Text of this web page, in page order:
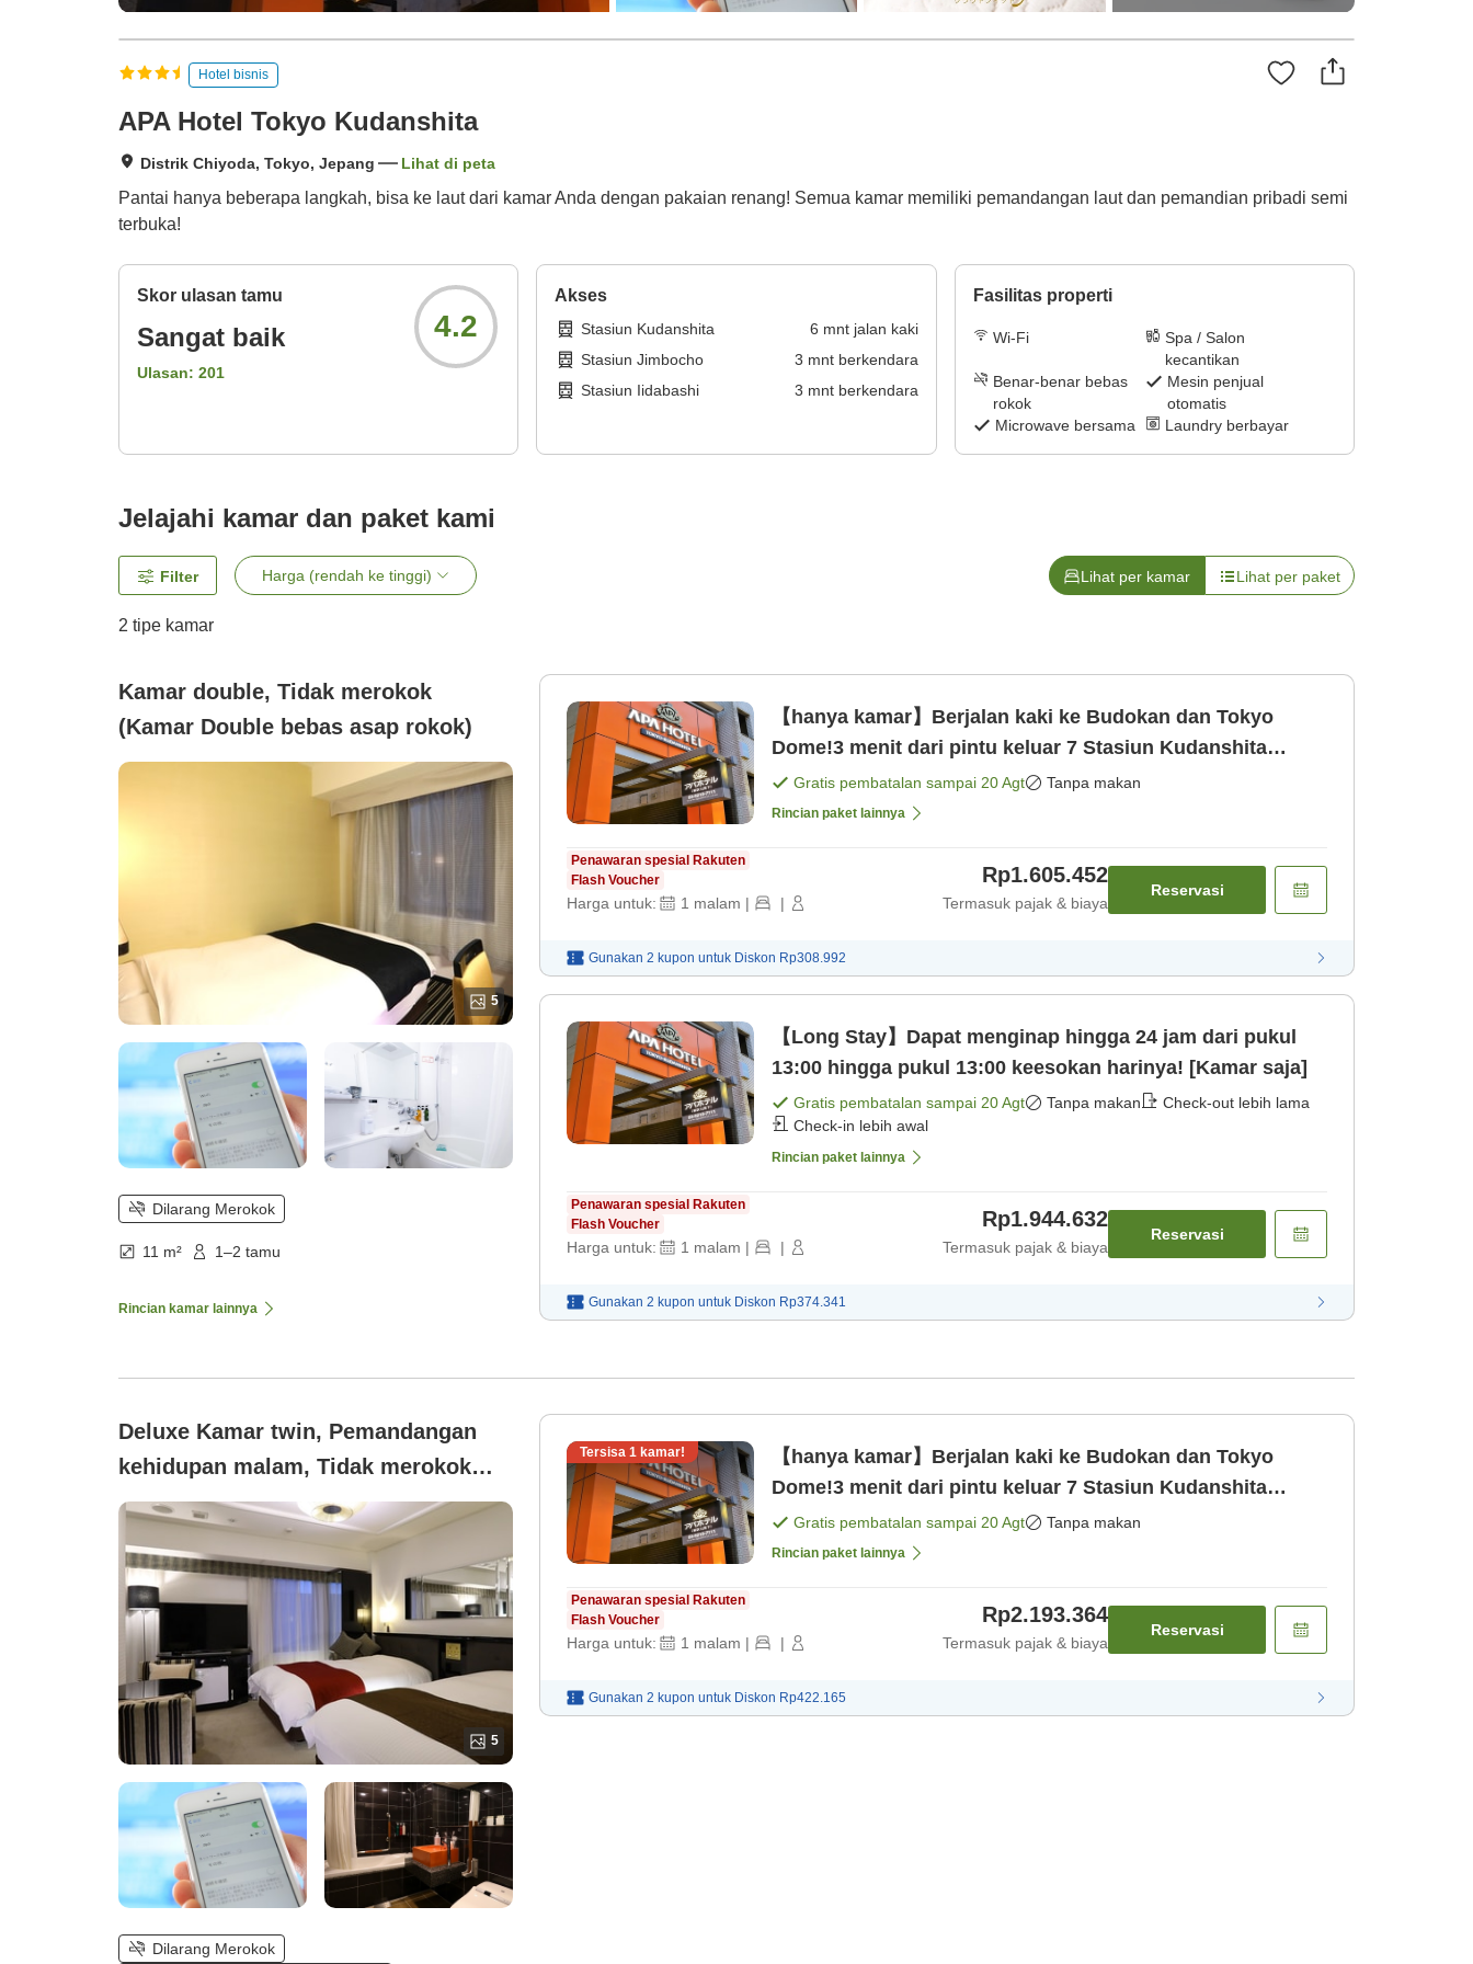
Hotel bisnis
APA Hotel Tokyo Kudanshita
Distrik Chiyoda, Tokyo, Jepang Lihat di peta
Pantai hanya beberapa langkah, bisa ke laut dari kamar Anda dengan pakaian renang! Semua kamar memiliki pemandangan laut dan pemandian pribadi semi
terbuka!
Skor ulasan tamu
Sangat baik
Ulasan: 201
4.2
Akses
Stasiun Kudanshita 6 mnt jalan kaki
Stasiun Jimbocho
3 mnt berkendara
Stasiun Iidabashi
3 mnt berkendara
Fasilitas properti
Wi-Fi
Spa / Salon
kecantikan
Benar-benar bebas
rokok
Mesin penjual
otomatis
Microwave bersama
Laundry berbayar
Jelajahi kamar dan paket kami
Filter Harga (rendah ke tinggi) Lihat per kamar Lihat per paket
2 tipe kamar
Kamar double, Tidak merokok
(Kamar Double bebas asap rokok)
5
Dilarang Merokok
11 m² 1–2 tamu
Rincian kamar lainnya
【hanya kamar】Berjalan kaki ke Budokan dan Tokyo
Dome!3 menit dari pintu keluar 7 Stasiun Kudanshita
[Kamar saja]
Gratis pembatalan sampai 20 Agt Tanpa makan
Rincian paket lainnya
Penawaran spesial Rakuten
Flash Voucher
Harga untuk: 1 malam | |
Rp1.605.452
Termasuk pajak & biaya
Reservasi
Gunakan 2 kupon untuk Diskon Rp308.992
【Long Stay】Dapat menginap hingga 24 jam dari pukul
13:00 hingga pukul 13:00 keesokan harinya! [Kamar saja]
Gratis pembatalan sampai 20 Agt Tanpa makan
Check-out lebih lama
Check-in lebih awal
Rincian paket lainnya
Penawaran spesial Rakuten
Flash Voucher
Harga untuk: 1 malam | |
Rp1.944.632
Termasuk pajak & biaya
Reservasi
Gunakan 2 kupon untuk Diskon Rp374.341
Deluxe Kamar twin, Pemandangan
kehidupan malam, Tidak merokok
(Kamar twin deluxe bebas asap
5
Dilarang Merokok
Tersisa 1 kamar!
【hanya kamar】Berjalan kaki ke Budokan dan Tokyo
Dome!3 menit dari pintu keluar 7 Stasiun Kudanshita
[Kamar saja]
Gratis pembatalan sampai 20 Agt Tanpa makan
Rincian paket lainnya
Penawaran spesial Rakuten
Flash Voucher
Harga untuk: 1 malam | |
Rp2.193.364
Termasuk pajak & biaya
Reservasi
Gunakan 2 kupon untuk Diskon Rp422.165